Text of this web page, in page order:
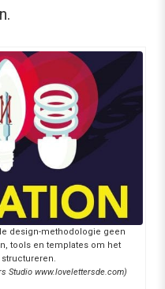
design-methodologie geen
tools en templates om het
Studio www.lovelettersde.com)